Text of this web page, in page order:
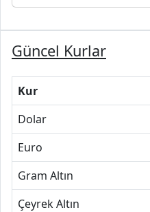
Güncel Kurlar
Kur
Dolar
Euro
Gram Altın
Çeyrek Altın